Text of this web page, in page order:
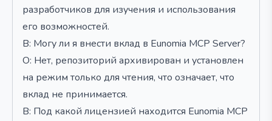
разработчиков для изучения и использования
его возможностей.
В: Могу ли я внести вклад в Eunomia MCP Server?
О: Нет, репозиторий архивирован и установлен
на режим только для чтения, что означает, что
вклад не принимается.
В: Под какой лицензией находится Eunomia MCP